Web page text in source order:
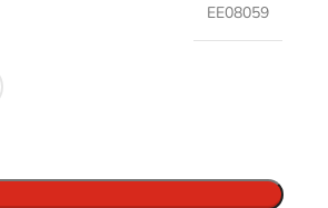
EE08059